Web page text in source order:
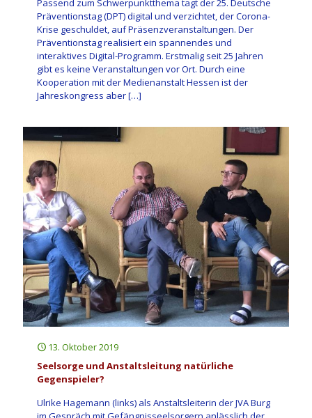
Präventionstag (DPT) digital und verzichtet, der Corona-
Krise geschuldet, auf Präsenzveranstaltungen. Der
Präventionstag realisiert ein spannendes und
interaktives Digital-Programm. Erstmalig seit 25 Jahren
gibt es keine Veranstaltungen vor Ort. Durch eine
Kooperation mit der Medienanstalt Hessen ist der
Jahreskongress aber[…]
13. Oktober 2019
Seelsorge und Anstaltsleitung natürliche
Gegenspieler?
Ulrike Hagemann (links) als Anstaltsleiterin der JVA Burg